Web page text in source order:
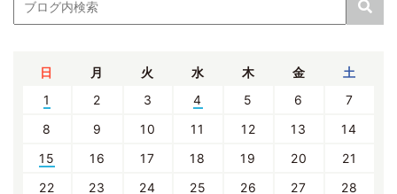
日 月 火 水 木 金 土
1 2 3 4 5 6
7
8
9 10 11 12 13
14
15
16 17 18 19 20
21
22
23 24 25 26 27
28